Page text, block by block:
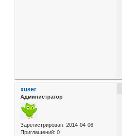
xuser
Администратор
Зарегистрирован: 2014-04-06
Приглашений: 0